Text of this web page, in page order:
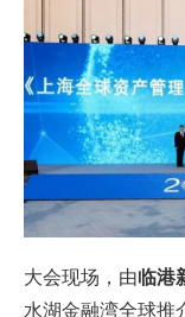
大会现场，由临港
水湖金融湾全球推